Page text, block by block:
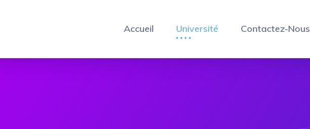
Accueil Université Contactez-Nous